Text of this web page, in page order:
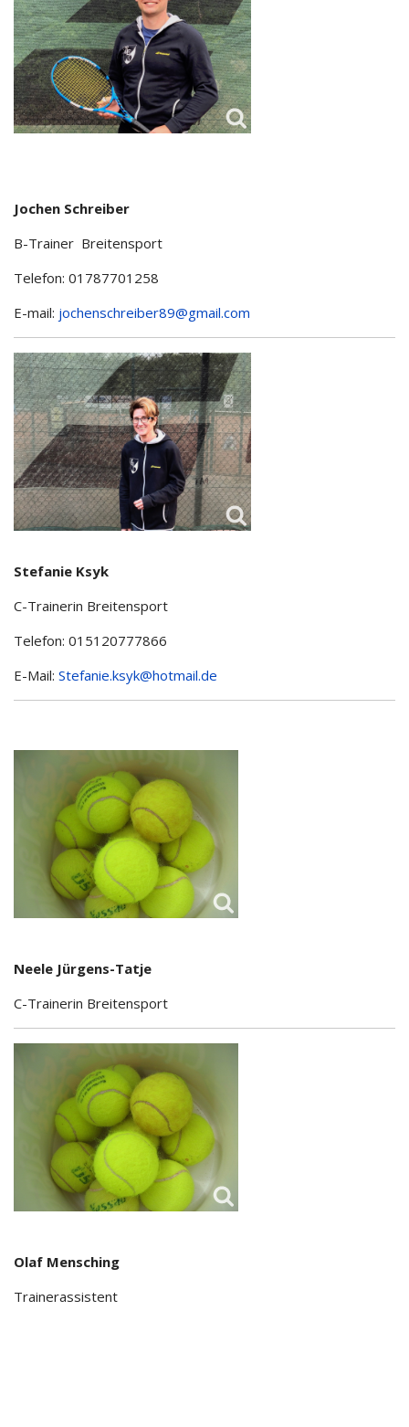
Jochen Schreiber
B-Trainer Breitensport
Telefon: 01787701258
E-mail: jochenschreiber89@gmail.com
Stefanie Ksyk
C-Trainerin Breitensport
Telefon: 015120777866
E-Mail: Stefanie.ksyk@hotmail.de
Neele Jürgens-Tatje
C-Trainerin Breitensport
Olaf Mensching
Trainerassistent